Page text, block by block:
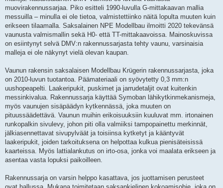
muovirakennussarjaa. Piko esitteli 1990-luvulla G-mittakaavan mallia
messuilla – minulla ei ole tietoa, valmistettiinko näitä lopulta muuten kuin
erikseen tilaamalla. Saksalainen NPE Modellbau ilmoitti 2020 tekevänsä
vaunusta valmismallin sekä H0- että TT-mittakaavoissa. Mainoskuvissa
on esiintynyt selvä DMV:n rakennussarjasta tehty vaunu, varsinaisia
malleja ei ole näkynyt vielä olevan kaupan.
Vaunun rakensin saksalaisen Modellbau Krügerin rakennussarjasta, joka
on 2010-luvun tuotantoa. Päämateriaali on syövytetty 0,3 mm:n
uushopeapelti. Laakeripukit, puskimet ja jarrudetaljit ovat kuitenkin
messinkivalua. Rakennussarja käyttää Symoban lähikytkinmekanismeja,
myös vaunujen sisäpäädyn kytkennässä, joka muuten on
pituussäädettävä. Vaunun muihin erikoisuuksiin kuuluvat mm. irtonainen
runkopalkin sivulevy, johon piti olla valmiiksi tampopainettu merkinnät,
jälkiasennettavat sivupylväät ja toisiinsa kytketyt ja kääntyvät
laakeripukit, joiden tarkoituksena on helpottaa kulkua pienisäteisissä
kaarteissa. Myös lattialankutus on irto-osa, jonka voi maalata erikseen ja
asentaa vasta lopuksi paikoilleen.
Rakennussarja on varsin helppo kasattava, jos juottamisen perusteet